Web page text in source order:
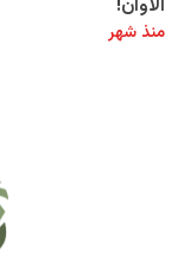
الأوان!
منذ شهر